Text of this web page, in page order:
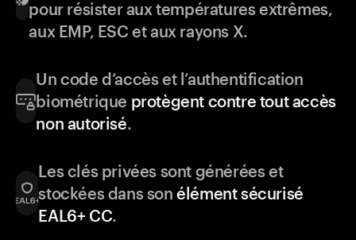
pour résister aux températures extrêmes,
aux EMP, ESC et aux rayons X.
Un code d’accès et l’authentification
biométrique protègent contre tout accès
non autorisé.
Les clés privées sont générées et
stockées dans sonélément sécurisé
EAL6+ CC.